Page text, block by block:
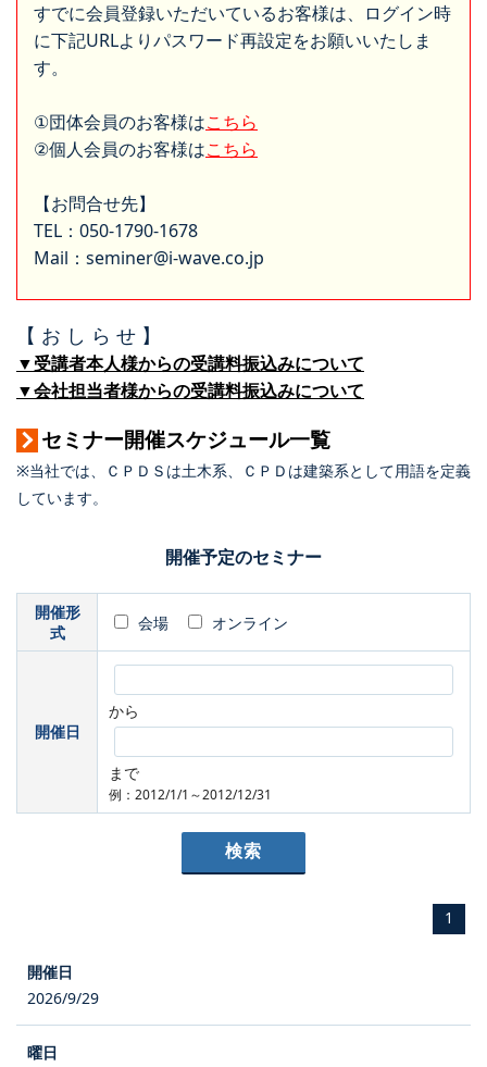
すでに会員登録いただいているお客様は、ログイン時
に下記URLよりパスワード再設定をお願いいたしま
す。
①団体会員のお客様はこちら
②個人会員のお客様はこちら
【お問合せ先】
TEL：050-1790-1678
Mail：seminer@i-wave.co.jp
【 お し ら せ 】
▼受講者本人様からの受講料振込みについて
▼会社担当者様からの受講料振込みについて
セミナー開催スケジュール一覧
※当社では、ＣＰＤＳは土木系、ＣＰＤは建築系として用語を定義
しています。
開催予定のセミナー
開催形
式
会場 オンライン
開催日
から
まで
例：2012/1/1～2012/12/31
1
2026/9/29